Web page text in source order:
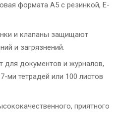
формата А5 с резинкой, E-
и клапаны защищают
и загрязнений.
для документов и журналов,
ми тетрадей или 100 листов
приятного